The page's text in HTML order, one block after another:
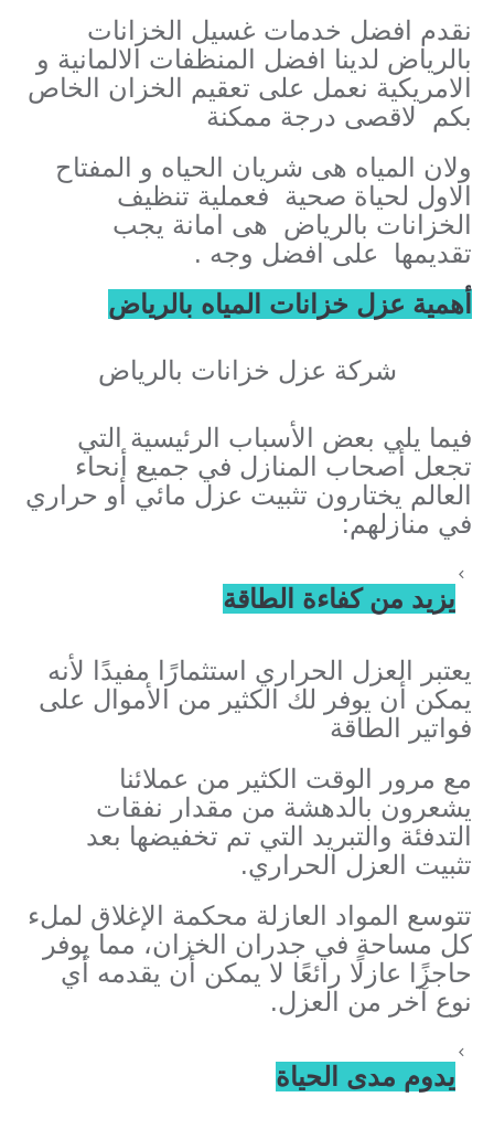
نقدم افضل خدمات غسيل الخزانات
بالرياض لدينا افضل المنظفات الالمانية و
الامريكية نعمل على تعقيم الخزان الخاص
بكم لاقصى درجة ممكنة
ولان المياه هى شريان الحياه و المفتاح
الاول لحياة صحية فعملية تنظيف
الخزانات بالرياض هى امانة يجب
تقديمها على افضل وجه .
أهمية عزل خزانات المياه بالرياض
شركة عزل خزانات بالرياض
فيما يلي بعض الأسباب الرئيسية التي
تجعل أصحاب المنازل في جميع أنحاء
العالم يختارون تثبيت عزل مائي أو حراري
في منازلهم:
يزيد من كفاءة الطاقة
يعتبر العزل الحراري استثمارًا مفيدًا لأنه
يمكن أن يوفر لك الكثير من الأموال على
فواتير الطاقة
مع مرور الوقت الكثير من عملائنا
يشعرون بالدهشة من مقدار نفقات
التدفئة والتبريد التي تم تخفيضها بعد
تثبيت العزل الحراري.
تتوسع المواد العازلة محكمة الإغلاق لملء
كل مساحة في جدران الخزان، مما يوفر
حاجزًا عازلًا رائعًا لا يمكن أن يقدمه أي
نوع آخر من العزل.
يدوم مدى الحياة